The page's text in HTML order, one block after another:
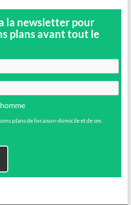
la newsletter pour
plans avant tout le
homme
plans de livraison-domicile et de ses